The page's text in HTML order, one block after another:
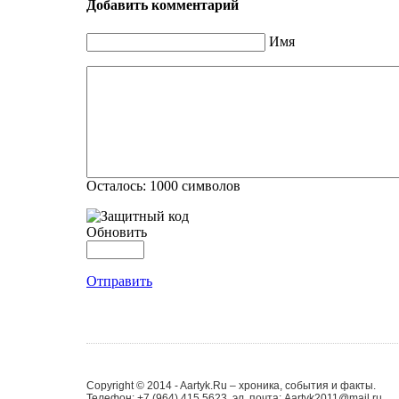
Добавить комментарий
Имя
Осталось: 1000 символов
Обновить
Отправить
Copyright © 2014 - Aartyk.Ru – хроника, события и факты.